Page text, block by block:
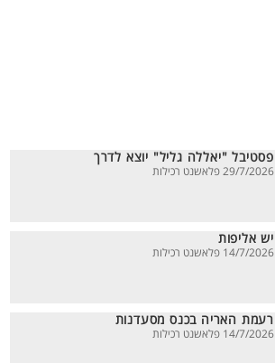
פסטיבל "יאללה גליל" יוצא לדרך
29/7/2026 פלאשנט רכילות
יש אליפות
14/7/2026 פלאשנט רכילות
רעמת האריה בכנס מסעדנות
14/7/2026 פלאשנט רכילות